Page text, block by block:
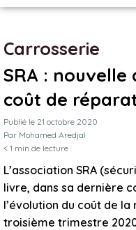
Carrosserie
SRA :
coût de
Publié le 21 octobre 2020
Par Mohamed Aredjal
< 1 min de lecture
L’association SRA
livre, dans sa dernière
l’évolution du coût de
troisième trimestre